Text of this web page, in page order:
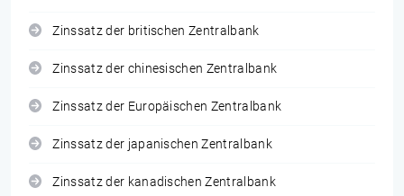
Zinssatz der britischen Zentralbank
Zinssatz der chinesischen Zentralbank
Zinssatz der Europäischen Zentralbank
Zinssatz der japanischen Zentralbank
Zinssatz der kanadischen Zentralbank